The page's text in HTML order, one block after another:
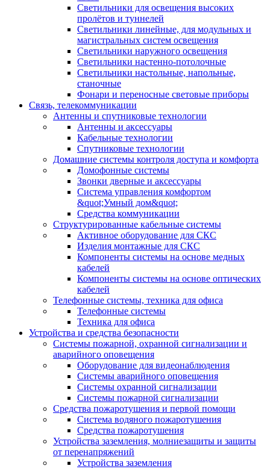
Светильники для освещения высоких
пролётов и туннелей
Светильники линейные, для модульных и
магистральных систем освещения
Светильники наружного освещения
Светильники настенно-потолочные
Светильники настольные, напольные,
станочные
Фонари и переносные световые приборы
Связь, телекоммуникации
Антенны и спутниковые технологии
Антенны и аксессуары
Кабельные технологии
Спутниковые технологии
Домашние системы контроля доступа и комфорта
Домофонные системы
Звонки дверные и аксессуары
Система управления комфортом
&quot;Умный дом&quot;
Средства коммуникации
Структурированные кабельные системы
Активное оборудование для СКС
Изделия монтажные для СКС
Компоненты системы на основе медных
кабелей
Компоненты системы на основе оптических
кабелей
Телефонные системы, техника для офиса
Телефонные системы
Техника для офиса
Устройства и средства безопасности
Системы пожарной, охранной сигнализации и
аварийного оповещения
Оборудование для видеонаблюдения
Системы аварийного оповещения
Системы охранной сигнализации
Системы пожарной сигнализации
Средства пожаротушения и первой помощи
Система водяного пожаротушения
Средства пожаротушения
Устройства заземления, молниезащиты и защиты
от перенапряжений
Устройства заземления